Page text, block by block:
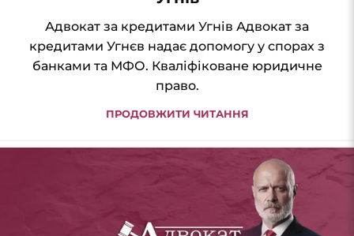
Адвокат за кредитами Угнів Адвокат за
кредитами Угнєв надає допомогу у спорах з
банками та МФО. Кваліфіковане юридичне
право.
ПРОДОВЖИТИ ЧИТАННЯ